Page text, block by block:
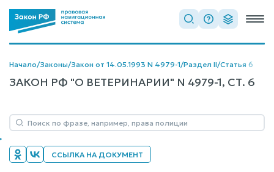
Начало/Законы/Закон от 14.05.1993 N 4979-1/Раздел II/Статья 6
ЗАКОН РФ "О ВЕТЕРИНАРИИ" N 4979-1, СТ. 6
ССЫЛКА НА ДОКУМЕНТ